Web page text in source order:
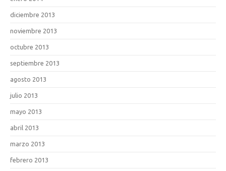
diciembre 2013
noviembre 2013
octubre 2013
septiembre 2013
agosto 2013
julio 2013
mayo 2013
abril 2013
marzo 2013
febrero 2013